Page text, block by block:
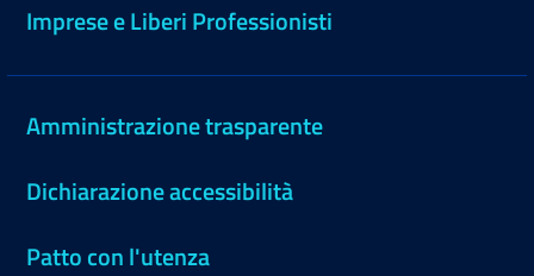
Imprese e Liberi Professionisti
Amministrazione trasparente
Dichiarazione accessibilità
Patto con l'utenza